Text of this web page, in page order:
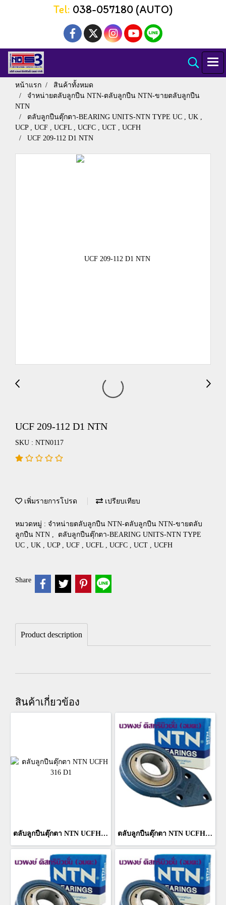
Tel: 038-057180 (AUTO)
หน้าแรก
สินค้าทั้งหมด
จำหน่ายตลับลูกปืน NTN-ตลับลูกปืน NTN-ขายตลับลูกปืน
NTN
ตลับลูกปืนตุ๊กตา-BEARING UNITS-NTN TYPE UC , UK ,
UCP , UCF , UCFL , UCFC , UCT , UCFH
UCF 209-112 D1 NTN
UCF 209-112 D1 NTN
SKU : NTN0117
เพิ่มรายการโปรด เปรียบเทียบ
หมวดหมู่ : จำหน่ายตลับลูกปืน NTN-ตลับลูกปืน NTN-ขายตลับ
ลูกปืน NTN ,
ตลับลูกปืนตุ๊กตา-BEARING UNITS-NTN TYPE
UC , UK , UCP , UCF , UCFL , UCFC , UCT , UCFH
Share
Product description
สินค้าเกี่ยวข้อง
ตลับลูกปืนตุ๊กตา NTN UCFH 316 D1 ตลับลูกปืนตุ๊กตา NTN UCFH 314 D1